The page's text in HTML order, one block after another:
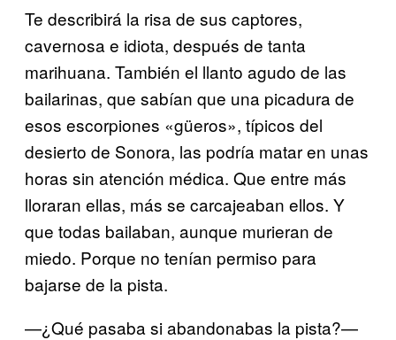
Te describirá la risa de sus captores,
cavernosa e idiota, después de tanta
marihuana. También el llanto agudo de las
bailarinas, que sabían que una picadura de
esos escorpiones «güeros», típicos del
desierto de Sonora, las podría matar en unas
horas sin atención médica. Que entre más
lloraran ellas, más se carcajeaban ellos. Y
que todas bailaban, aunque murieran de
miedo. Porque no tenían permiso para
bajarse de la pista.
—¿Qué pasaba si abandonabas la pista?—